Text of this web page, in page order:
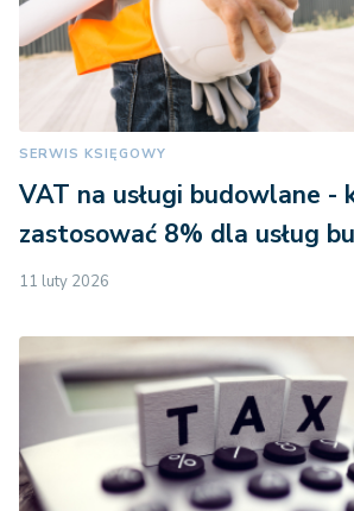
SERWIS KSIĘGOWY
VAT na usługi budowlane -
zastosować 8% dla usług
11 luty 2026